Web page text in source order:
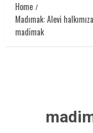
Home
Madımak: Alevi
madimak